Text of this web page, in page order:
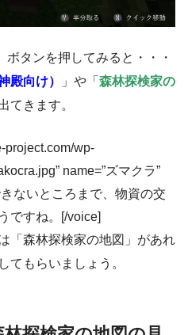
タンを押してみると・・・
殿向け） 」や「 森林探検家の
てきます。
project.com/wp-
name=”ズマクラ”
ないところまで、物資の交
ですね。[/voice]
「森林探検家の地図」があれ
てもらいましょう。